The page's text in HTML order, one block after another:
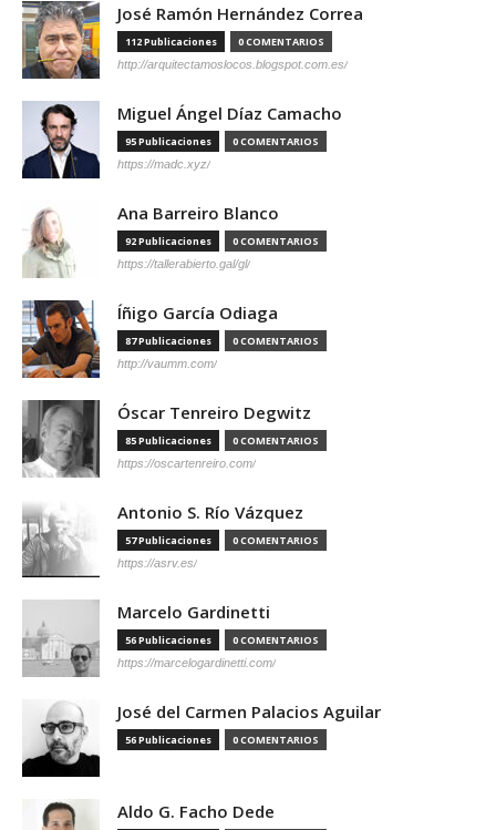
José Ramón Hernández Correa
112 Publicaciones 0 COMENTARIOS
http://arquitectamoslocos.blogspot.com.es/
Miguel Ángel Díaz Camacho
95 Publicaciones 0 COMENTARIOS
https://madc.xyz/
Ana Barreiro Blanco
92 Publicaciones 0 COMENTARIOS
https://tallerabierto.gal/gl/
Íñigo García Odiaga
87 Publicaciones 0 COMENTARIOS
http://vaumm.com/
Óscar Tenreiro Degwitz
85 Publicaciones 0 COMENTARIOS
https://oscartenreiro.com/
Antonio S. Río Vázquez
57 Publicaciones 0 COMENTARIOS
https://asrv.es/
Marcelo Gardinetti
56 Publicaciones 0 COMENTARIOS
https://marcelogardinetti.com/
José del Carmen Palacios Aguilar
56 Publicaciones 0 COMENTARIOS
Aldo G. Facho Dede